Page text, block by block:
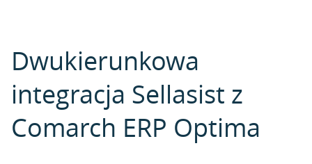
Dwukierunkowa
integracja Sellasist z
Comarch ERP Optima